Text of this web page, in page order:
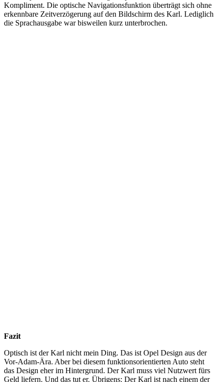
Kompliment. Die optische Navigationsfunktion überträgt sich ohne
erkennbare Zeitverzögerung auf den Bildschirm des Karl. Lediglich
die Sprachausgabe war bisweilen kurz unterbrochen.
Fazit
Optisch ist der Karl nicht mein Ding. Das ist Opel Design aus der
Vor-Adam-Ära. Aber bei diesem funktionsorientierten Auto steht
das Design eher im Hintergrund. Der Karl muss viel Nutzwert fürs
Geld liefern. Und das tut er. Übrigens: Der Karl ist nach einem der